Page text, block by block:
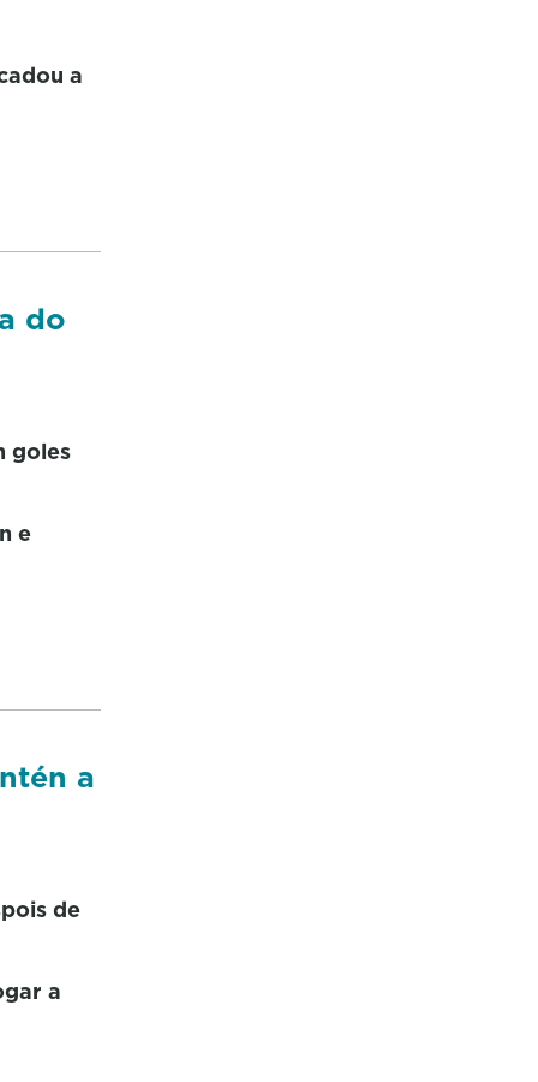
a
do
goles
e
a
de
a